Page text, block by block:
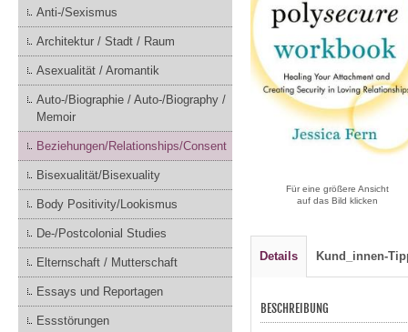
Anti-/Sexismus
Architektur / Stadt / Raum
Asexualität / Aromantik
Auto-/Biographie / Auto-/Biography /
Memoir
Beziehungen/Relationships/Consent
Bisexualität/Bisexuality
Body Positivity/Lookismus
De-/Postcolonial Studies
Elternschaft / Mutterschaft
Essays und Reportagen
Essstörungen
Für eine größere Ansicht
auf das Bild klicken
Details Kund_innen-
BESCHREIBUNG